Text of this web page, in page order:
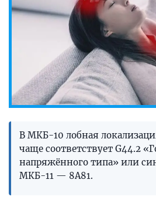
В МКБ-10 лобная
чаще соответствует G44.2
напряжённого типа» или
МКБ-11 — 8A81.